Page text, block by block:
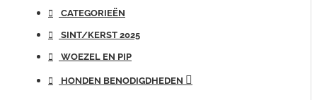
CATEGORIEËN
SINT/KERST 2025
WOEZEL EN PIP
HONDEN BENODIGDHEDEN